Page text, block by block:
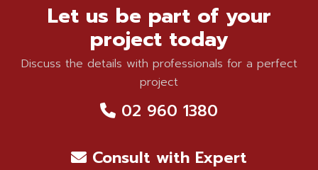
Let us be part of your
project today
Discuss the details with professionals for a perfect
project
02 960 1380
Consult with Expert